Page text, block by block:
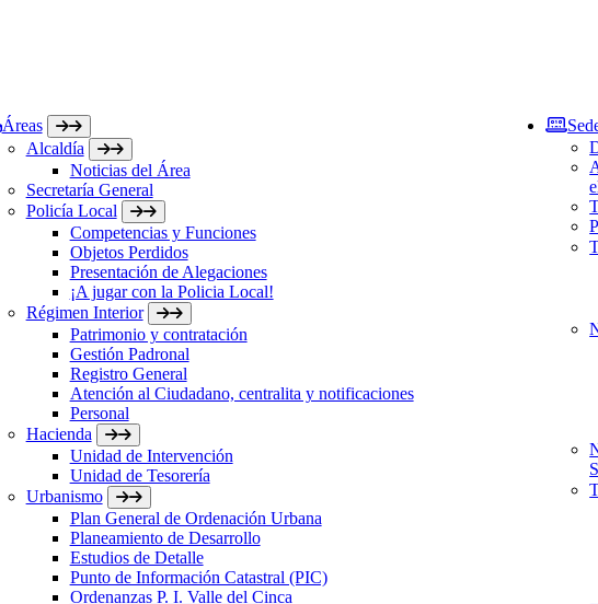
Áreas
Alcaldía
Noticias del Área
Secretaría General
Policía Local
Competencias y Funciones
Objetos Perdidos
Presentación de Alegaciones
¡A jugar con la Policia Local!
Régimen Interior
Patrimonio y contratación
Gestión Padronal
Registro General
Atención al Ciudadano, centralita y notificaciones
Personal
Hacienda
Unidad de Intervención
Unidad de Tesorería
Urbanismo
Plan General de Ordenación Urbana
Planeamiento de Desarrollo
Estudios de Detalle
Punto de Información Catastral (PIC)
Ordenanzas P. I. Valle del Cinca